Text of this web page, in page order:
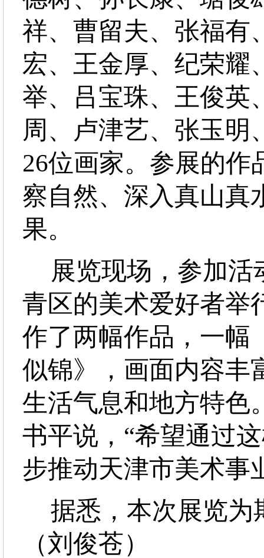
祥、曹留夫、张福有
宏、王金厚、纪荣耀
举、吕宝珠、王俊英
周、卢津艺、张玉明
26位画家。参展的作
察自然、深入真山真
果。
展览现场，参加
青区的美术爱好者举
作了两幅作品，一幅
似锦》，画面内容丰
生活气息和地方特色
书平说，“希望通过
步推动天津市美术事
据悉，本次展览为
（刘俊苍）